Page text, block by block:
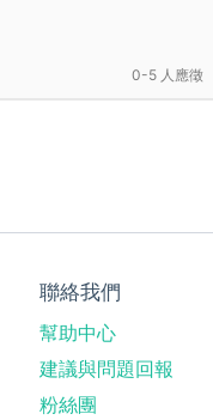
0-5 人應徵
聯絡我們
幫助中心
建議與問題回報
粉絲團